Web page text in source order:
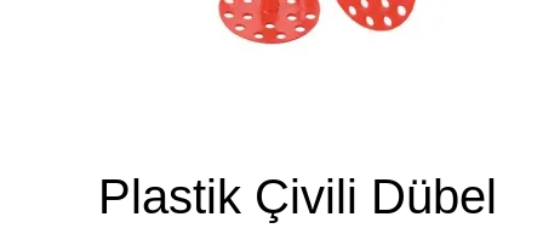
Plastik Çivili Dübel